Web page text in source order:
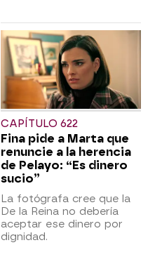
CAPÍTULO 622
Fina pide a Marta que
renuncie a la herencia
de Pelayo: “Es dinero
sucio”
La fotógrafa cree que la
De la Reina no debería
aceptar ese dinero por
dignidad.